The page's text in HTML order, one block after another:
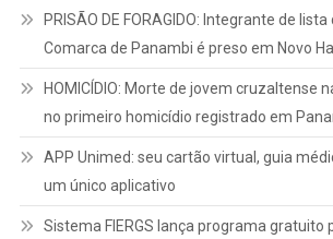
PRISÃO DE FORAGIDO: Integrante de
Comarca de Panambi é preso em Novo
HOMICÍDIO: Morte de jovem cruzaltense
no primeiro homicídio registrado em
APP Unimed: seu cartão virtual, guia
um único aplicativo
Sistema FIERGS lança programa gratuito